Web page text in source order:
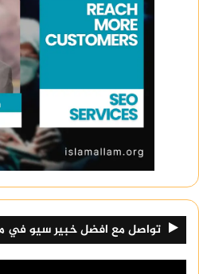
تواصل مع افضل خبير سيو في